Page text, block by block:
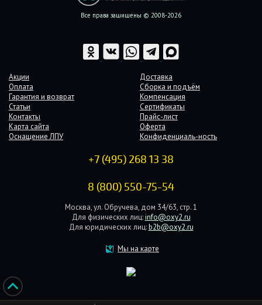
Все права защищены © 2008-2026
Акции
Доставка
Оплата
Сборка и подъём
Гарантия и возврат
Компенсация
Статьи
Сертификаты
Контакты
Прайс-лист
Карта сайта
Оферта
Оснащение ЛПУ
Конфиденциаль-ность
+7 (495) 268 13 38
8 (800) 550-75-54
Москва, ул. Обручева, дом 34/63, стр. 1
Для физических лиц: info@oxy2.ru
Для юридических лиц: b2b@oxy2.ru
Мы на карте